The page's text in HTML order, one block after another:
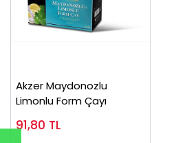
Akzer Maydonozlu
Limonlu Form Çayı
91,80 TL